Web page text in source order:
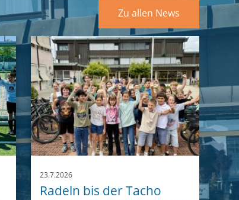
Zu allen News
23.7.2026
Radeln bis der Tacho